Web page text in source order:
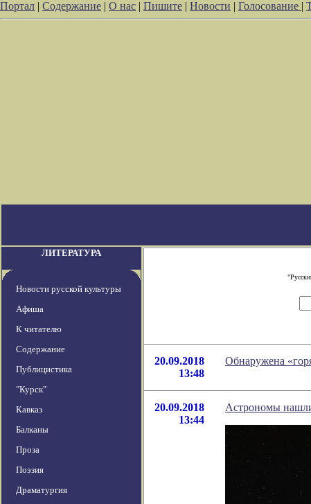
Портал | Содержание | О нас | Пишите | Новости | Голосование |
ЛИТЕРАТУРА
Новости русской культуры
Афиша
К читателю
Содержание
Публицистика
"Курск"
Кавказ
Балканы
Проза
Поэзия
Драматургия
20.09.2018
13:48
Обнаружена
20.09.2018
13:44
Астрономы